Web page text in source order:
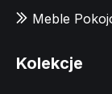
Meble
Kolekcje